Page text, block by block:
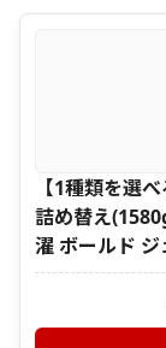
【1種類を選
詰め替え
濯 ボールド